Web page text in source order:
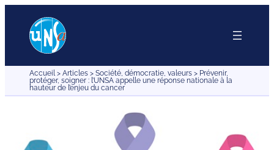
contenu
Accueil> Articles > Société, démocratie, valeurs > Prévenir,
protéger, soigner : l’UNSA appelle une réponse nationale à la
hauteur de l’enjeu du cancer